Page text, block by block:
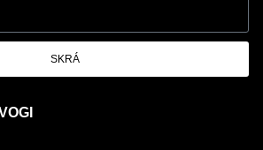
SKRÁ